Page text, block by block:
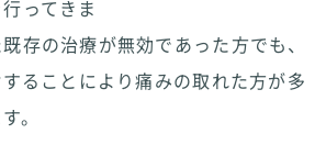
ってきま
存の治療が無効であった方でも、
ることにより痛みの取れた方が多
。